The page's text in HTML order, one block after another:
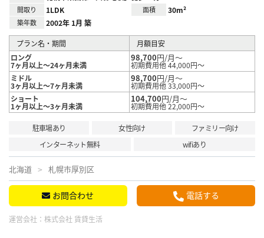
間取り 1LDK 面積 30m²
築年数 2002年 1月 築
プラン名・期間
月額目安
ロング
7ヶ月以上～24ヶ月未満
98,700円/月～
初期費用他 44,000円～
ミドル
3ヶ月以上～7ヶ月未満
98,700円/月～
初期費用他 33,000円～
ショート
1ヶ月以上～3ヶ月未満
104,700円/月～
初期費用他 22,000円～
駐車場あり 女性向け
ファミリー向け
インターネット無料
wifiあり
北海道 札幌市厚別区
お問合わせ 電話する
運営会社： 株式会社 賃貸生活